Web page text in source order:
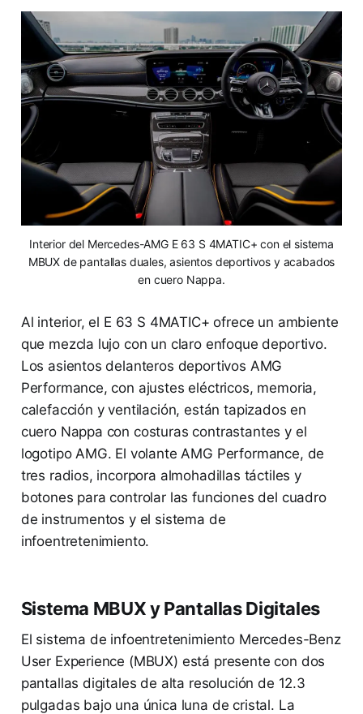
Interior del Mercedes-AMG E 63 S 4MATIC+ con el sistema
MBUX de pantallas duales, asientos deportivos y acabados
en cuero Nappa.
Al interior, el E 63 S 4MATIC+ ofrece un ambiente
que mezcla lujo con un claro enfoque deportivo.
Los asientos delanteros deportivos AMG
Performance, con ajustes eléctricos, memoria,
calefacción y ventilación, están tapizados en
cuero Nappa con costuras contrastantes y el
logotipo AMG. El volante AMG Performance, de
tres radios, incorpora almohadillas táctiles y
botones para controlar las funciones del cuadro
de instrumentos y el sistema de
infoentretenimiento.
Sistema MBUX y Pantallas Digitales
El sistema de infoentretenimiento Mercedes-Benz
User Experience (MBUX) está presente con dos
pantallas digitales de alta resolución de 12.3
pulgadas bajo una única luna de cristal. La